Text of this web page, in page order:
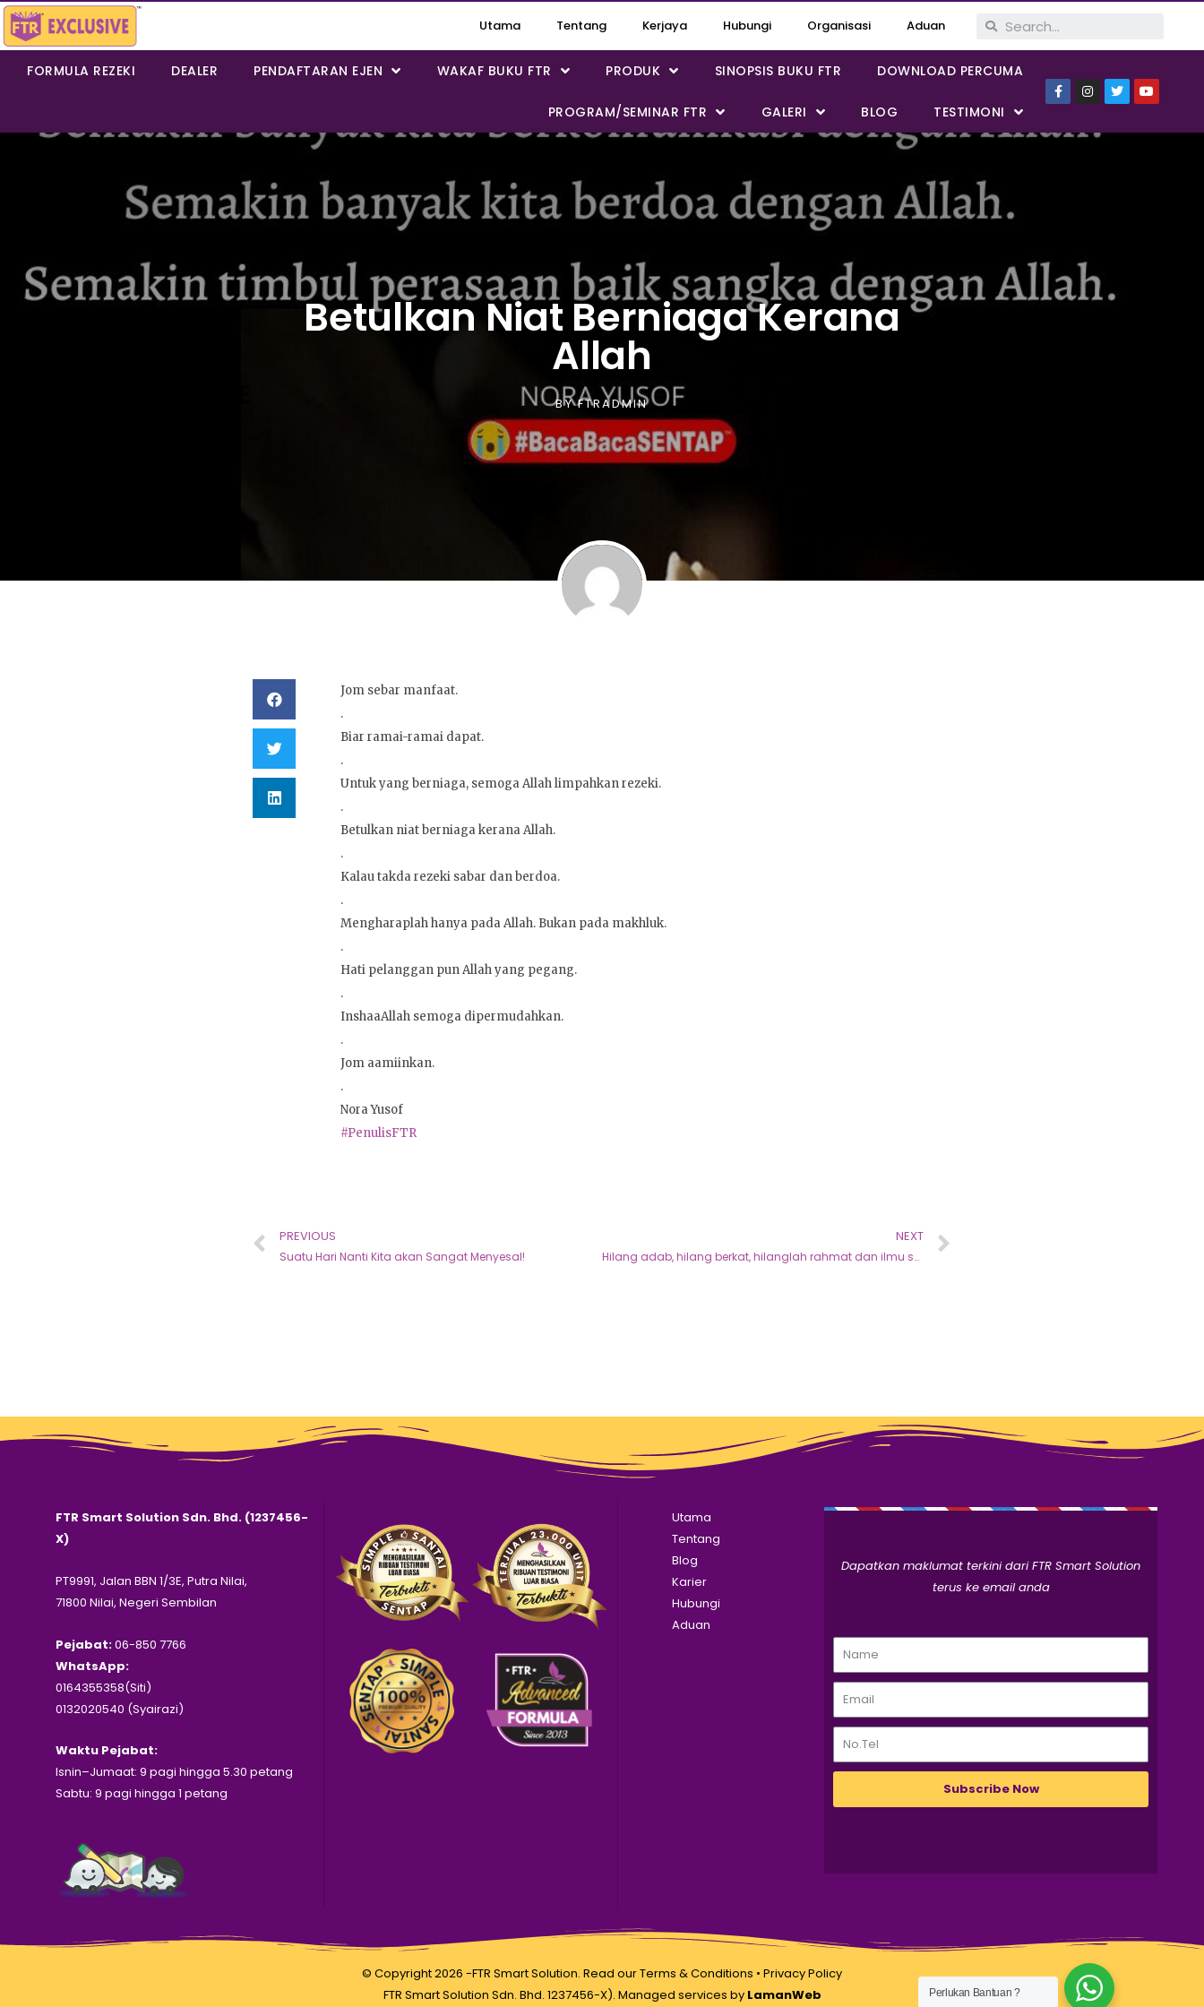
Utama Tentang Kerjaya Hubungi Organisasi Aduan
FORMULA REZEKI DEALER PENDAFTARAN EJEN WAKAF BUKU FTR PRODUK SINOPSIS BUKU FTR DOWNLOAD PERCUMA
PROGRAM/SEMINAR FTR GALERI BLOG TESTIMONI
Betulkan Niat Berniaga Kerana
Allah
BYFTRADMIN
Jom sebar manfaat.
.
Biar ramai-ramai dapat.
.
Untuk yang berniaga, semoga Allah limpahkan rezeki.
.
Betulkan niat berniaga kerana Allah.
.
Kalau takda rezeki sabar dan berdoa.
.
Mengharaplah hanya pada Allah. Bukan pada makhluk.
.
Hati pelanggan pun Allah yang pegang.
.
InshaaAllah semoga dipermudahkan.
.
Jom aamiinkan.
.
Nora Yusof
#PenulisFTR
PREVIOUS
Suatu Hari Nanti Kita akan Sangat Menyesal!
NEXT
Hilang adab, hilang berkat, hilanglah rahmat dan ilmu susah nak lekat
FTR Smart Solution Sdn. Bhd. (1237456-
X)
PT9991, Jalan BBN 1/3E, Putra Nilai,
71800 Nilai, Negeri Sembilan
Pejabat:06-850 7766
WhatsApp:
0164355358(Siti)
0132020540 (Syairazi)
Waktu Pejabat:
Isnin–Jumaat: 9 pagi hingga 5.30 petang
Sabtu: 9 pagi hingga 1 petang
Utama
Tentang
Blog
Karier
Hubungi
Aduan
Dapatkan maklumat terkini dari FTR Smart Solution
terus ke email anda
Subscribe Now
© Copyright 2026 -FTR Smart Solution. Read ourTerms & Conditions • Privacy Policy
FTR Smart Solution Sdn. Bhd. 1237456-X). Managed services by LamanWeb Perlukan Bantuan ?